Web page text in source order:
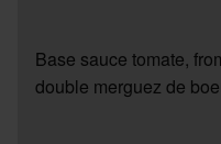
Base sauce tomate,
double merguez de